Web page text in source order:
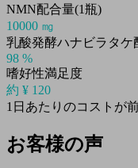
NMN配合量(1瓶)
10000 ㎎
乳酸発酵ハナビラタケ
98 %
嗜好性満足度
約 ¥ 120
1日あたりのコストが
お客様の声